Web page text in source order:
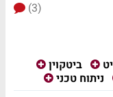
(3)
ביטקוין
ניתוח טכני